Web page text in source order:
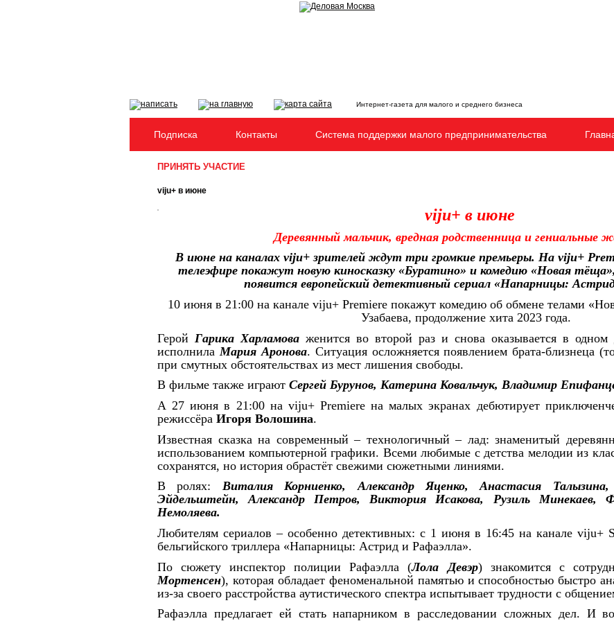
Интернет-газета для малого и среднего бизнеса
Подписка Контакты Система поддержки малого предпринимательства
ПРИНЯТЬ УЧАСТИЕ
viju+ в июне
viju+ в июне
Деревянный мальчик, вредная родственница и гениальные
В июне на каналах viju+ зрителей ждут три громкие премьеры. На viju+
телеэфире покажут новую киносказку «Буратино» и комедию «Новая
появится европейский детективный сериал «Напарницы:
10 июня в 21:00 на канале viju+ Premiere покажут комедию об обмене телами
Узабаева, продолжение хита 2023 года.
Герой Гарика Харламова женится во второй раз и снова оказывается в
исполнила Мария Аронова. Ситуация осложняется появлением брата-близнеца
при смутных обстоятельствах из мест лишения свободы.
В фильме также играют Сергей Бурунов, Катерина Ковальчук, Владимир
А 27 июня в 21:00 на viju+Premiere на малых экранах дебютирует
режиссёра Игоря Волошина.
Известная сказка на современный – технологичный – лад: знаменитый
использованием компьютерной графики. Всеми любимые с детства мелодии из
сохранятся, но история обрастёт свежими сюжетными линиями.
В ролях: Виталия Корниенко, Александр Яценко, Анастасия
Эйдельштейн, Александр Петров, Виктория Исакова, Рузиль Минекаев,
Немоляева.
Любителям сериалов – особенно детективных: с 1 июня в 16:45 на канале viju+
бельгийского триллера «Напарницы: Астрид и Рафаэлла».
По сюжету инспектор полиции Рафаэлла (Лола Девэр) знакомится с
Мортенсен), которая обладает феноменальной памятью и способностью быстро
из-за своего расстройства аутистического спектра испытывает трудности с
Рафаэлла предлагает ей стать напарником в расследовании сложных дел. И